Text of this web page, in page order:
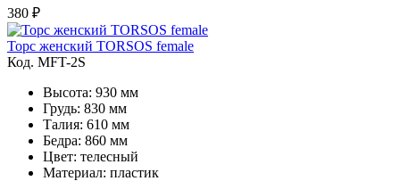
380 ₽
Торс женский TORSOS female
Код. MFT-2S
Высота: 930 мм
Грудь: 830 мм
Талия: 610 мм
Бедра: 860 мм
Цвет: телесный
Материал: пластик